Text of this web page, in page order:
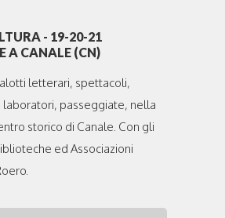
- 19-20-21
A CANALE (CN)
letterari, spettacoli,
laboratori, passeggiate, nella
storico di Canale. Con gli
ed Associazioni